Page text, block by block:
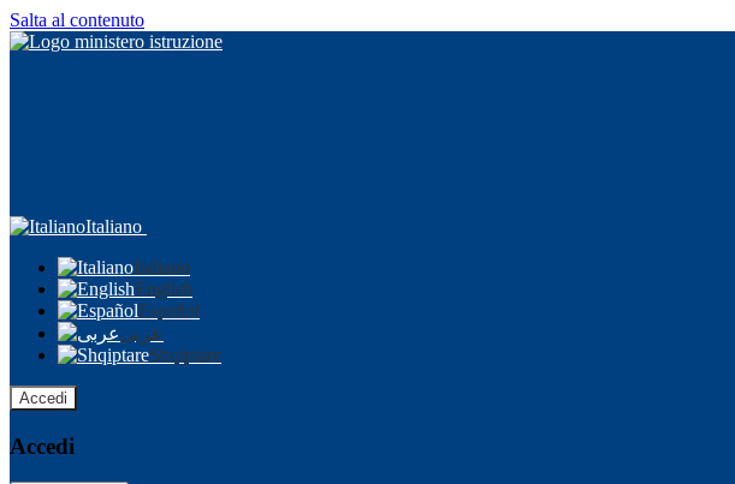
Salta al contenuto
Italiano
Italiano
English
Español
عربى
Shqiptare
Accedi
Accedi